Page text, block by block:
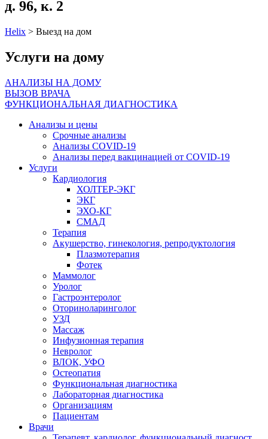
д. 96, к. 2
Helix > Выезд на дом
Услуги на дому
АНАЛИЗЫ НА ДОМУ
ВЫЗОВ ВРАЧА
ФУНКЦИОНАЛЬНАЯ ДИАГНОСТИКА
Анализы и цены
Срочные анализы
Анализы COVID-19
Анализы перед вакцинацией от COVID-19
Услуги
Кардиология
ХОЛТЕР-ЭКГ
ЭКГ
ЭХО-КГ
СМАД
Терапия
Акушерство, гинекология, репродуктология
Плазмотерапия
Фотек
Маммолог
Уролог
Гастроэнтеролог
Оториноларинголог
УЗД
Массаж
Инфузионная терапия
Невролог
ВЛОК, УФО
Остеопатия
Функциональная диагностика
Лабораторная диагностика
Организациям
Пациентам
Врачи